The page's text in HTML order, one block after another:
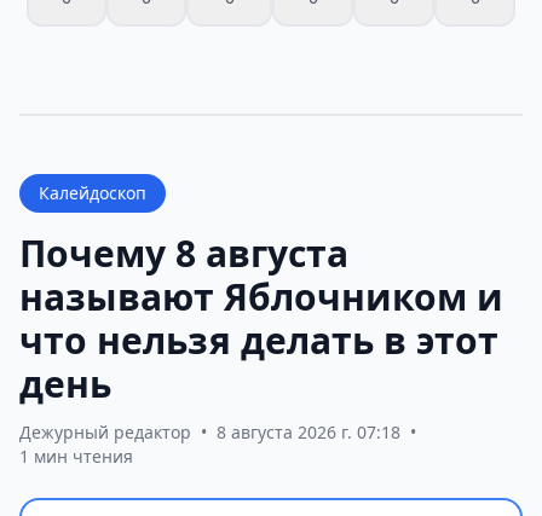
Калейдоскоп
Почему 8 августа
называют Яблочником и
что нельзя делать в этот
день
Дежурный редактор • 8 августа 2026 г. 07:18 •
1 мин чтения